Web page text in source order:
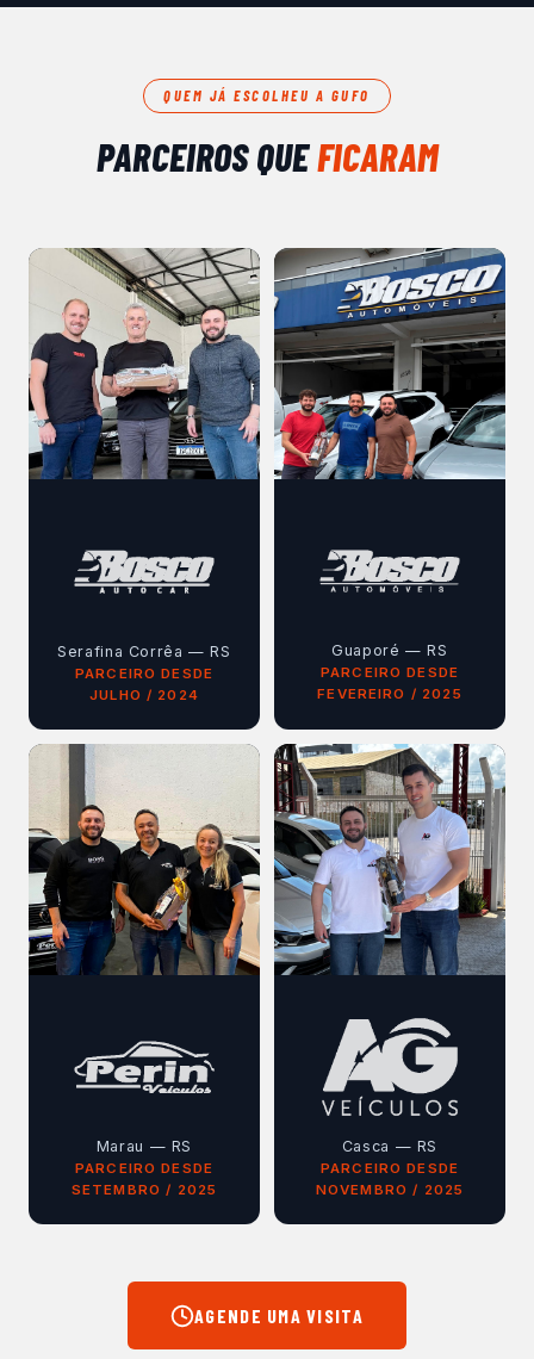
QUEM JÁ ESCOLHEU A GUFO
PARCEIROS QUEFICARAM
Serafina Corrêa — RS
PARCEIRO DESDE
JULHO / 2024
Guaporé — RS
PARCEIRO DESDE
FEVEREIRO / 2025
Marau — RS
PARCEIRO DESDE
SETEMBRO / 2025
Casca — RS
PARCEIRO DESDE
NOVEMBRO / 2025
AGENDE UMA VISITA